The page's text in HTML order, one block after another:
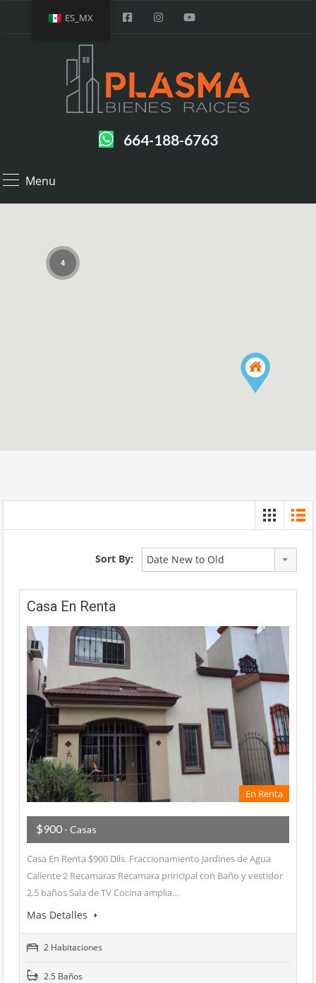
664-188-6763
Menu
4
Sort By: Date New to Old
Casa En Renta
En Renta
$900 - Casas
Casa En Renta $900 Dlls. Fraccionamiento Jardines de Agua
Caliente 2 Recamaras Recamara principal con Baño y vestidor
2.5 baños Sala de TV Cocina amplia…
Mas Detalles
2 Habitaciones
2.5 Baños
ES_MX